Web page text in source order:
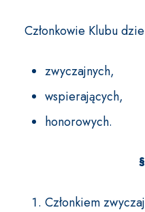
Członkowie Klubu
zwyczajnych,
wspierających,
honorowych.
Członkiem